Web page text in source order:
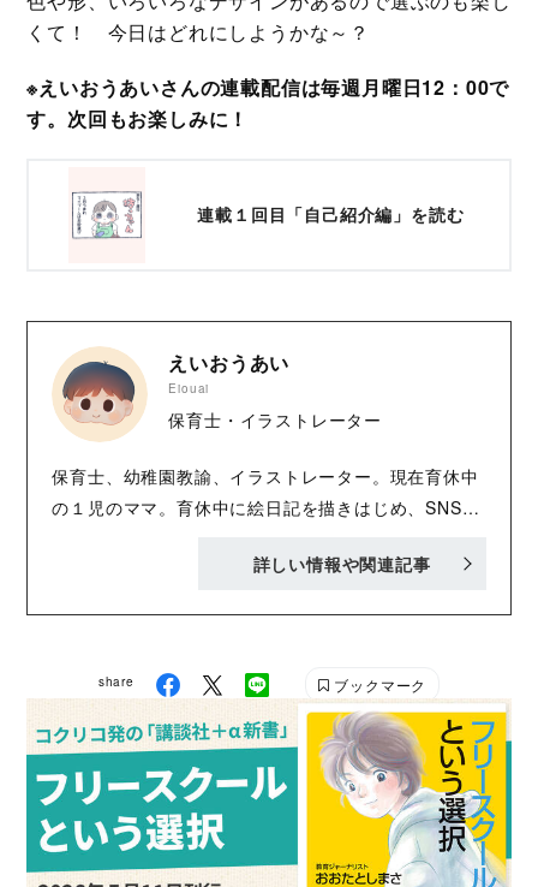
くて！ 今日はどれにしようかな～？
※えいおうあいさんの連載配信は毎週月曜日12：00で
す。次回もお楽しみに！
連載１回目「自己紹介編」を読む
えいおうあい
Eiouai
保育士・イラストレーター
保育士、幼稚園教諭、イラストレーター。現在育休中
の１児のママ。育休中に絵日記を描きはじめ、SNSで
のびのびとした育児を、夫と助け合いながら日々過ご
詳しい情報や関連記事
share ブックマーク